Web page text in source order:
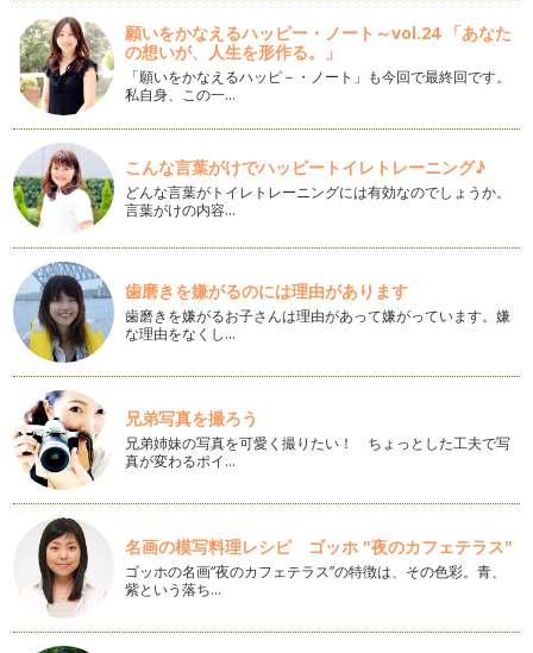
ママといっしょにクッキング 手ごねの白パン作り
幼児期の朝食はもちろんおやつとしても手軽に食べられるパ
ン。 手作りのパン…
ママといっしょにクッキング 海の幸を味わうクラムチャウダ
ー作り
酒蒸ししたあさり、玉ねぎ、じゃがいも、ベーコンが入ったと
ろみのあるクラムチャウダー。お子さ…
ママといっしょにクッキング ひな祭りのお祝いに簡単いちご
大福作り
今回のママといっしょにクッキングでは手軽にできるいちご大
福の作り方をご紹介いたします。ひな…
ママといっしょにクッキング バレンタインに贈ろう ショコ
ラケーキ
今年のバレンタインは、パパへの感謝の気持ちをお子さまとい
っしょにぜひ手作りしてみてはいかが…
ママといっしょにクッキング 手ごねの子ブタさんの中華まん
寒い時期には、体も心もあったまる手作りおやつが食べたく
なり…
ママといっしょにクッキング お祝いフルーツブーケをつくろ
う
みなさま、あけましておめでとうございます。 『ママといっ
しょにクッキング』の連載コ…
願いをかなえるハッピー・ノート～vol.24 「あなた
の想いが、人生を形作る。」
「願いをかなえるハッピ－・ノート」も今回で最終回です。
私自身、この一…
こんな言葉がけでハッピートイレトレーニング♪
どんな言葉がトイレトレーニングには有効なのでしょうか。
言葉がけの内容…
歯磨きを嫌がるのには理由があります
歯磨きを嫌がるお子さんは理由があって嫌がっています。嫌
な理由をなくし…
兄弟写真を撮ろう
兄弟姉妹の写真を可愛く撮りたい！ ちょっとした工夫で写
真が変わるポイ…
名画の模写料理レシピ ゴッホ "夜のカフェテラス"
ゴッホの名画“夜のカフェテラス”の特徴は、その色彩。青、
紫という落ち…